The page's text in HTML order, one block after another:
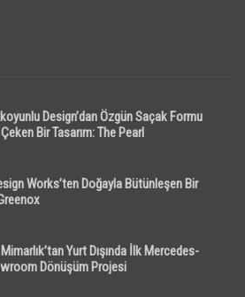
Design’dan Özgün Saçak Formu
Bir Tasarım: The Pearl
Works’ten Doğayla Bütünleşen Bir
Yurt Dışında İlk Mercedes-
Dönüşüm Projesi